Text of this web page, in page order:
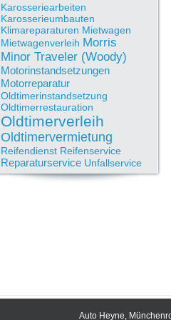
Karosseriearbeiten
Karosserieumbauten
Klimareparaturen Mietwagen
Mietwagenverleih Morris
Minor Traveler (Woody)
Motorinstandsetzungen
Motorreparatur
Oldtimerinstandsetzung
Oldtimerrestauration
Oldtimerverleih
Oldtimervermietung
Reifendienst Reifenservice
Reparaturservice Unfallservice
Auto Heyne,